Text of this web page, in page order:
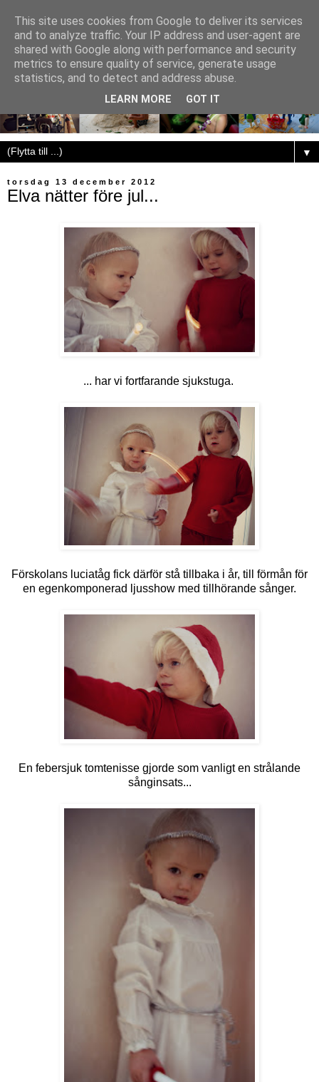
▼
torsdag 13 december 2012
Elva nätter före jul...
... har vi fortfarande sjukstuga.
Förskolans luciatåg fick därför stå tillbaka i år, till förmån för
en egenkomponerad ljusshow med tillhörande sånger.
En febersjuk tomtenisse gjorde som vanligt en strålande
sånginsats...
This site uses cookies from Google to deliver its services
and to analyze traffic. Your IP address and user-agent are
shared with Google along with performance and security
metrics to ensure quality of service, generate usage
statistics, and to detect and address abuse.
LEARN MORE GOT IT